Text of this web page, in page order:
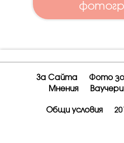
За Сайта Фото
Мнения
Ваучери
Общи условия